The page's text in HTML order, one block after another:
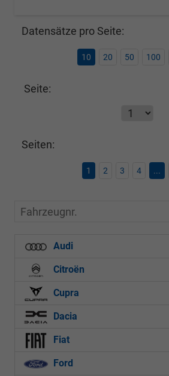
Datensätze pro Seite:
10 20 50 100
Seite:
Seiten:
1 2 3 4 ...
Fahrzeugnr.
Audi
Citroën
Cupra
Dacia
Fiat
Ford